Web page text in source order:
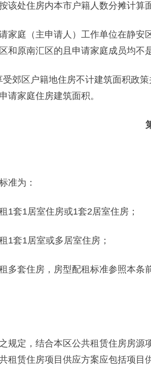
该处住房内本市户籍人数分摊计
庭（主申请人）工作单位在静安
和原南汇区的且申请家庭成员均不
区户籍地住房不计建筑面积政策
请家庭住房建筑面积。
为：
1居室住房或1套2居室住房；
套1居室或多居室住房；
套住房，房型配租标准参照本条
定，结合本区公共租赁住房房源
租赁住房项目供应方案应包括项